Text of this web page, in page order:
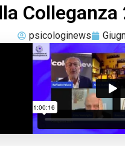
psicologinews